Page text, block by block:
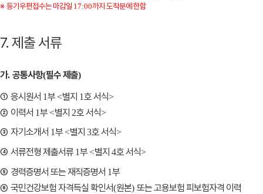
※등기우편접수는 마감일 17:00까지 도착분에 한함
7. 제출 서류
가. 공통사항(필수 제출)
① 응시원서 1부 <별지 1호 서식>
② 이력서 1부 <별지 2호 서식>
③ 자기소개서 1부 <별지 3호 서식>
④ 서류전형 제출서류 1부 <별지 4호 서식>
⑤ 경력증명서 또는 재직증명서 1부
⑥ 국민건강보험 자격득실 확인서(원본) 또는 고용보험 피보험자격 이력